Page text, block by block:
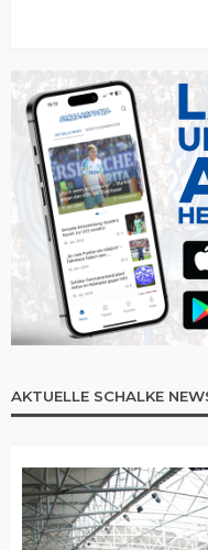
AKTUELLE SCHALKE